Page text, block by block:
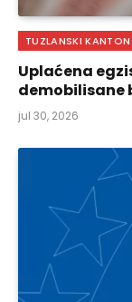
TUZLANSKI KANTON
Uplaćena
demobilisane
jul 30, 2026